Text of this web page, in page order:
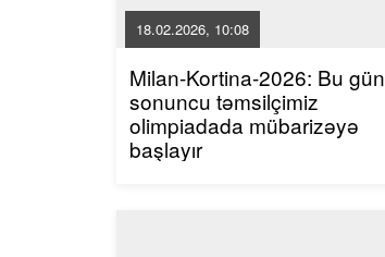
18.02.2026, 10:08
Milan-Kortina-2026: Bu gün
sonuncu təmsilçimiz
olimpiadada mübarizəyə
başlayır